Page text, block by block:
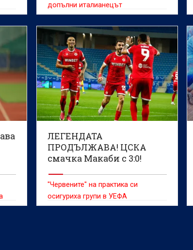
допълни италианецът
ЛЕГЕНДАТА
ПРОДЪЛЖАВА! ЦСКА
смачка Макаби с 3:0!
"Червените" на практика си
осигуриха групи в УЕФА